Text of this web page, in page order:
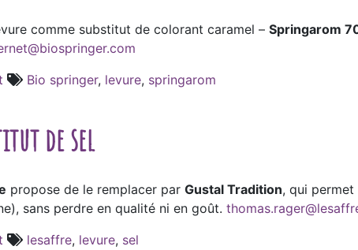
comme substitut de colorant caramel – Springarom
Bio springer, levure, springarom
de sel
propose de le remplacer par Gustal Tradition, qui permet
sans perdre en qualité ni en goût.
lesaffre, levure, sel